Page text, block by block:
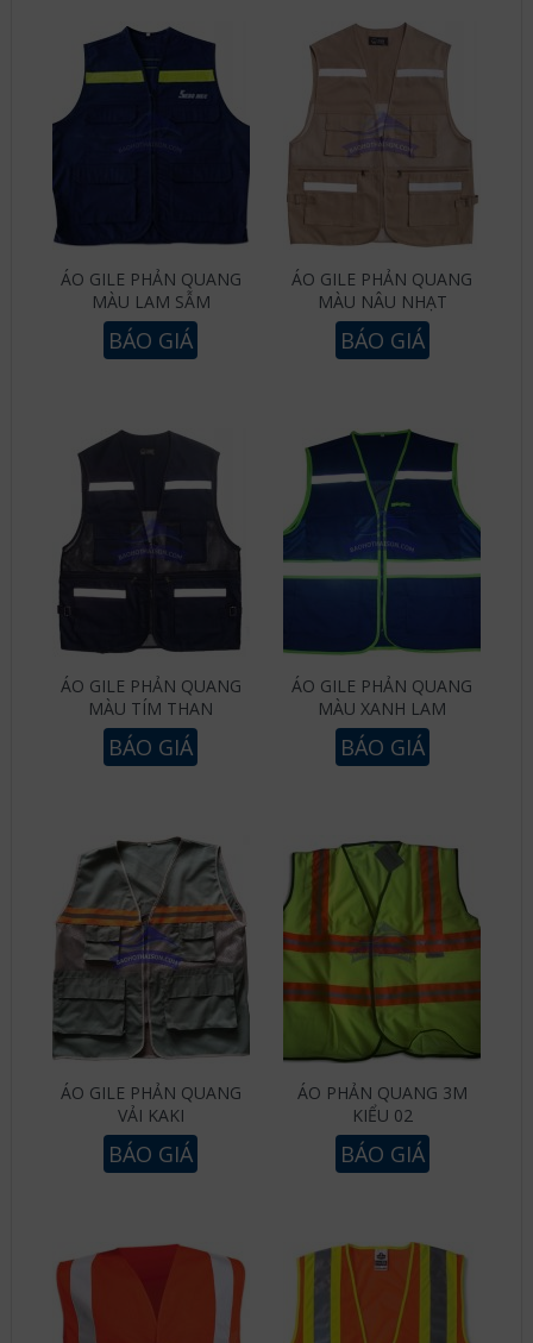
ÁO GILE PHẢN QUANG
MÀU LAM SẪM
BÁO GIÁ
ÁO GILE PHẢN QUANG
MÀU NÂU NHẠT
BÁO GIÁ
ÁO GILE PHẢN QUANG
MÀU TÍM THAN
BÁO GIÁ
ÁO GILE PHẢN QUANG
MÀU XANH LAM
BÁO GIÁ
ÁO GILE PHẢN QUANG
VẢI KAKI
BÁO GIÁ
ÁO PHẢN QUANG 3M
KIỂU 02
BÁO GIÁ